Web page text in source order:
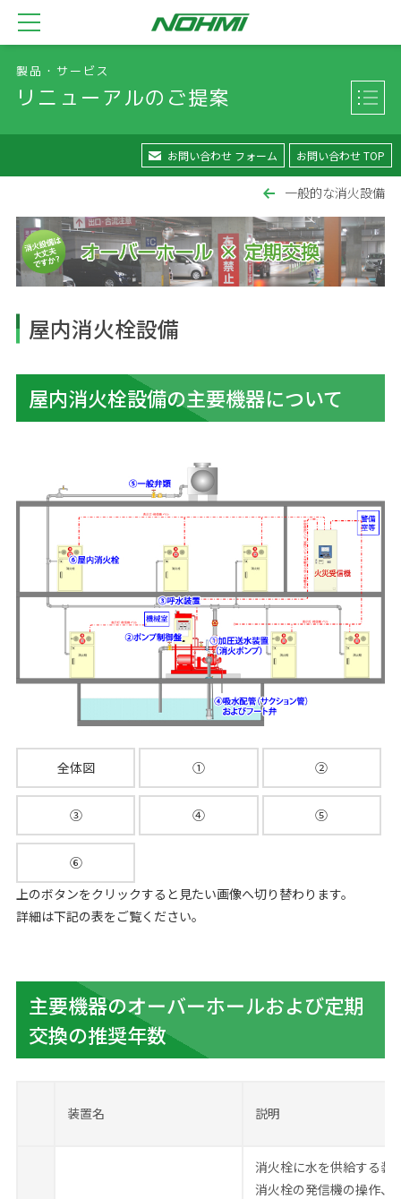
製品・サービス
リニューアルのご提案
お問い合わせ フォーム お問い合わせ TOP
一般的な消火設備
屋内消火栓設備
屋内消火栓設備の主要機器について
全体図 ① ②
③ ④ ⑤
⑥
上のボタンをクリックすると見たい画像へ切り替わります。
詳細は下記の表をご覧ください。
主要機器のオーバーホールおよび定期
交換の推奨年数
装置名 説明
消火栓に水を供給する装
消火栓の発信機の操作、